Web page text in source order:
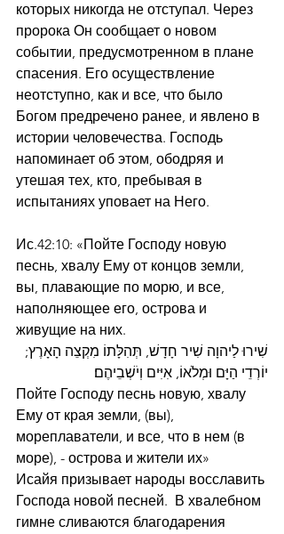
которых никогда не отступал. Через
пророка Он сообщает о новом
событии, предусмотренном в плане
спасения. Его осуществление
неотступно, как и все, что было
Богом предречено ранее, и явлено в
истории человечества. Господь
напоминает об этом, ободряя и
утешая тех, кто, пребывая в
испытаниях уповает на Него.
Ис.42:10: «Пойте Господу новую
песнь, хвалу Ему от концов земли,
вы, плавающие по морю, и все,
наполняющее его, острова и
живущие на них.
שִׁירוּ לַיהוָה שִׁיר חָדָשׁ, תְּהִלָּתוֹ מִקְצֵה הָאָרֶץ;
יוֹרְדֵי הַיָּם וּמְלֹאוֹ, אִיִּים וְיֹשְׁבֵיהֶם׃
Пойте Господу песнь новую, хвалу
Ему от края земли, (вы),
мореплаватели, и все, что в нем (в
море), - острова и жители их»
Исайя призывает народы восславить
Господа новой песней.  В хвалебном
гимне сливаются благодарения